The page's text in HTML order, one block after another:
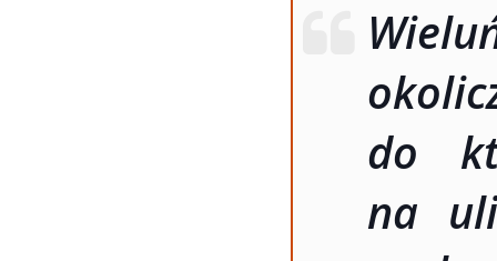
do
na